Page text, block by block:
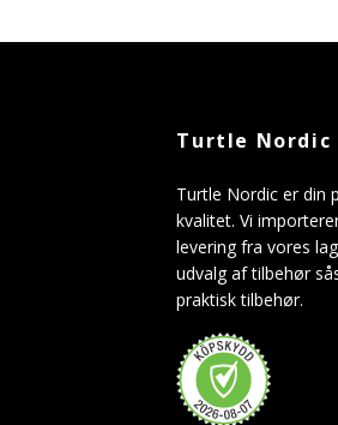
Turtle Nordic
Turtle Nordic er din
kvalitet. Vi
levering fra vores
udvalg af tilbehør
praktisk tilbehør.